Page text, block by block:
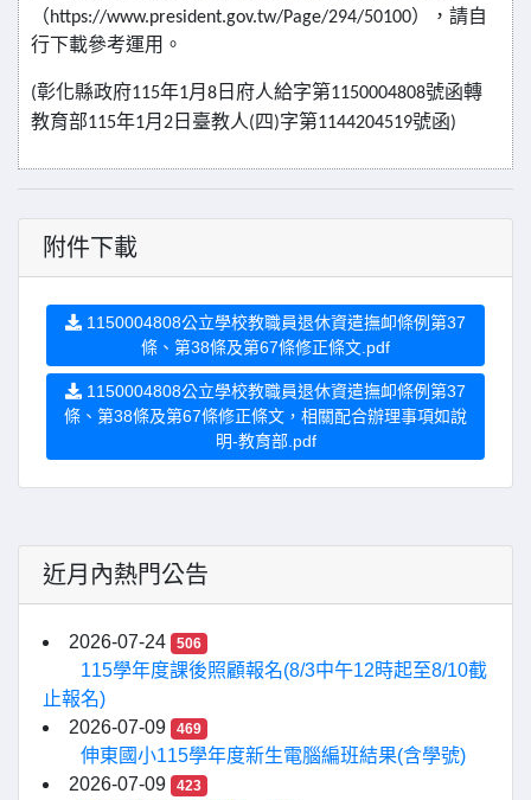
（https://www.president.gov.tw/Page/294/50100），請自
行下載參考運用。
(彰化縣政府115年1月 8 日府人給字第1150004808號函轉
教育部115年1月 2 日臺教人(四)字第1144204519號函)
附件下載
1150004808公立學校教職員退休資遣撫卹條例第37
條、第38條及第67條修正條文.pdf
1150004808公立學校教職員退休資遣撫卹條例第37
條、第38條及第67條修正條文，相關配合辦理事項如說
明-教育部.pdf
近月內熱門公告
2026-07-24 506
115學年度課後照顧報名(8/3中午12時起至8/10截
止報名)
2026-07-09
469
伸東國小115學年度新生電腦編班結果(含學號)
2026-07-09
423